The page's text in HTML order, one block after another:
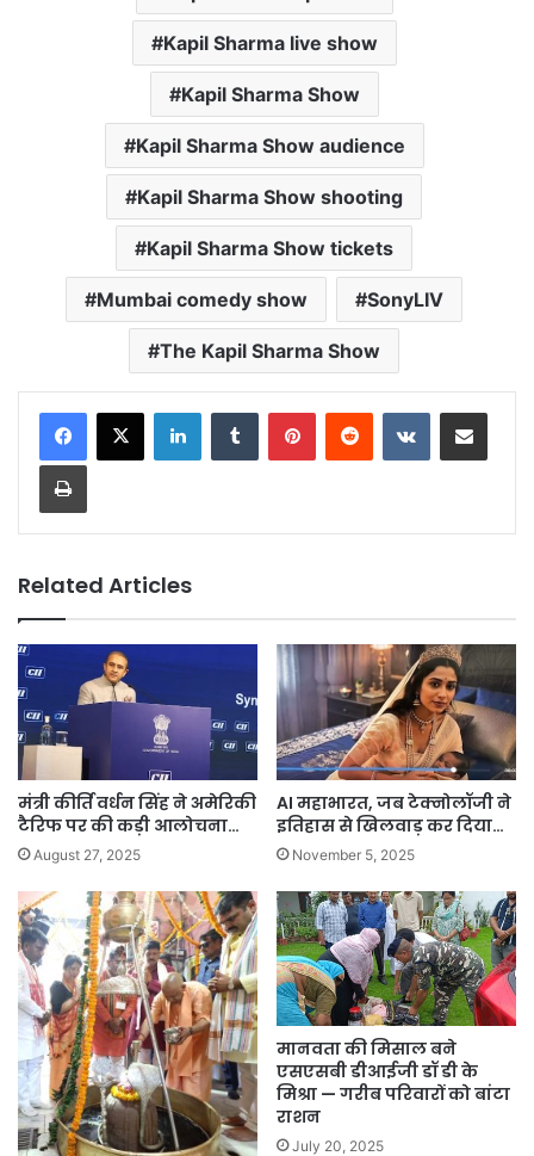
Kapil Sharma live show
Kapil Sharma Show
Kapil Sharma Show audience
Kapil Sharma Show shooting
Kapil Sharma Show tickets
Mumbai comedy show SonyLIV
The Kapil Sharma Show
LinkedInTumblr PinterestReddit VKontakteShare via Email
Print
Related Articles
मंत्री कीर्ति वर्धन सिंह ने अमेरिकी
टैरिफ पर की कड़ी आलोचना…
August 27, 2025
AI महाभारत, जब टेक्नोलॉजी ने
इतिहास से खिलवाड़ कर दिया…
November 5, 2025
मानवता की मिसाल बने
एसएसबी डीआईजी डॉ डी के
मिश्रा — गरीब परिवारों को बांटा
राशन
July 20, 2025